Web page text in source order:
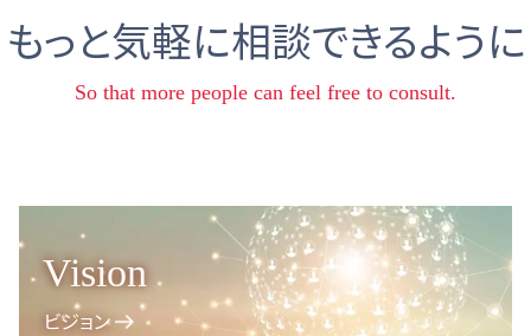
もっと気軽に相談できるように
So that more people can feel free to consult.
Vision
ビジョン